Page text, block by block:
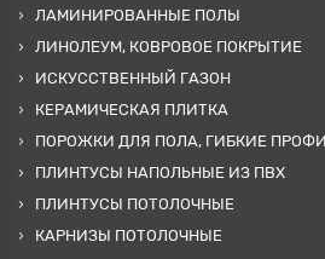
ЛАМИНИРОВАННЫЕ ПОЛЫ
ЛИНОЛЕУМ, КОВРОВОЕ ПОКРЫТИЕ
ИСКУССТВЕННЫЙ ГАЗОН
КЕРАМИЧЕСКАЯ ПЛИТКА
ПОРОЖКИ ДЛЯ ПОЛА, ГИБКИЕ
ПЛИНТУСЫ НАПОЛЬНЫЕ ИЗ ПВХ
ПЛИНТУСЫ ПОТОЛОЧНЫЕ
КАРНИЗЫ ПОТОЛОЧНЫЕ